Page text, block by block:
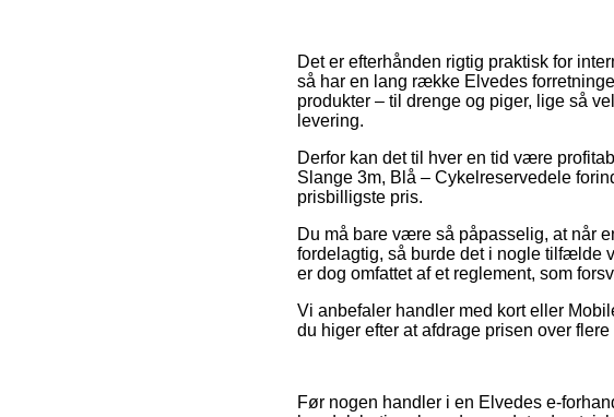
Det er efterhånden rigtig praktisk for
så har en lang række Elvedes
produkter – til drenge og piger, lige så
levering.
Derfor kan det til hver en tid være
Slange 3m, Blå – Cykelreservedele
prisbilligste pris.
Du må bare være så påpasselig, at når
fordelagtig, så burde det i nogle tilfælde
er dog omfattet af et reglement, som
Vi anbefaler handler med kort eller
du higer efter at afdrage prisen over flere
Før nogen handler i en Elvedes e-